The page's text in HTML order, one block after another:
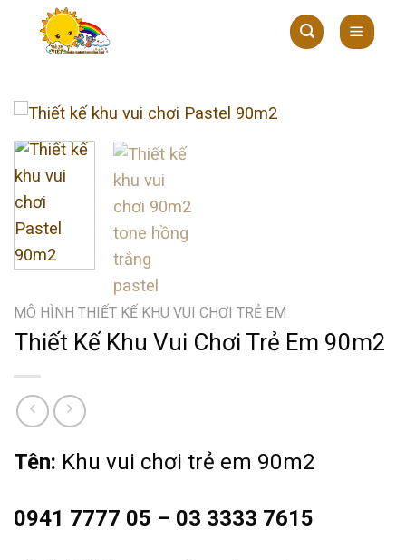
MÔ HÌNH THIẾT KẾ KHU VUI CHƠI TRẺ EM
Thiết Kế Khu Vui Chơi Trẻ Em 90m2
Tên: Khu vui chơi trẻ em 90m2
0941 7777 05 – 03 3333 7615